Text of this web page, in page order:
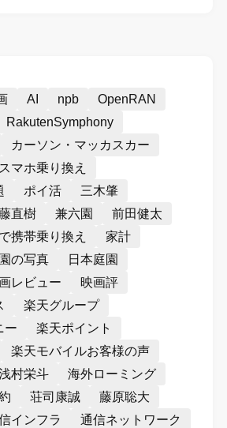
AI npb
OpenRAN
RakutenSymphony
カーソン・マッカスカー
スマホ乗り換え
ポイ活
三木肇
直樹 兼六園
前田健太
携帯乗り換え
家計
の写真
日本庭園
レビュー
映画評
楽天グループ
ー
楽天ポイント
楽天モバイルお客様の声
村栄斗
海外ローミング
荘司康誠
藤原聡大
インフラ
通信ネットワーク